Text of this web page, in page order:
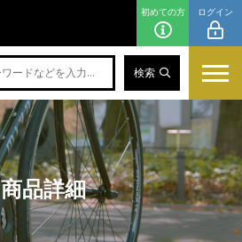
初めての方 ログイン
検索
商品詳細